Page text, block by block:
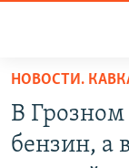
доступа
Вернуться
ПОДКАСТЫ
АВТОРСКИЕ
НОВОСТИ.
В
бензин, а